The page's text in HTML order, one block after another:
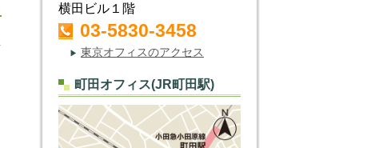
横田ビル１階
03-5830-3458
▶ 東京オフィスのアクセス
町田オフィス(JR町田駅)